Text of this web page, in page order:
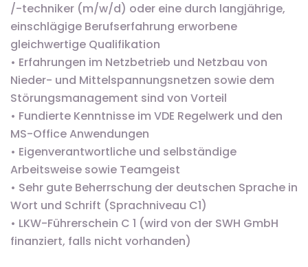
/-techniker (m/w/d) oder eine durch langjährige,
einschlägige Berufserfahrung erworbene
gleichwertige Qualifikation
• Erfahrungen im Netzbetrieb und Netzbau von
Nieder- und Mittelspannungsnetzen sowie dem
Störungsmanagement sind von Vorteil
• Fundierte Kenntnisse im VDE Regelwerk und den
MS-Office Anwendungen
• Eigenverantwortliche und selbständige
Arbeitsweise sowie Teamgeist
• Sehr gute Beherrschung der deutschen Sprache in
Wort und Schrift (Sprachniveau C1)
• LKW-Führerschein C 1 (wird von der SWH GmbH
finanziert, falls nicht vorhanden)